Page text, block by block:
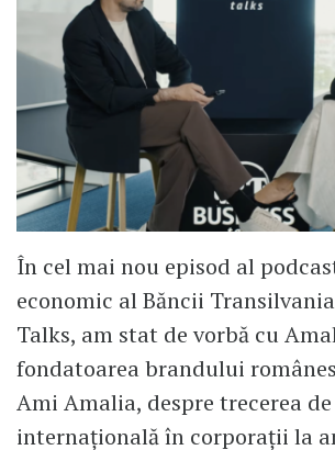
În cel mai nou episod al
economic al Băncii
Talks, am stat de vorbă cu
fondatoarea brandului
Ami Amalia, despre trecerea
internațională în corporații la